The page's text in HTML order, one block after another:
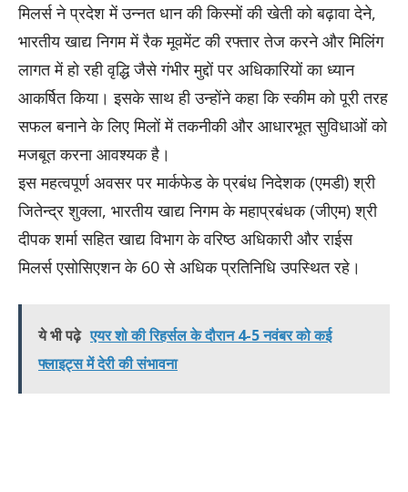
मिलर्स ने प्रदेश में उन्नत धान की किस्मों की खेती को बढ़ावा देने,
भारतीय खाद्य निगम में रैक मूवमेंट की रफ्तार तेज करने और मिलिंग
लागत में हो रही वृद्धि जैसे गंभीर मुद्दों पर अधिकारियों का ध्यान
आकर्षित किया। इसके साथ ही उन्होंने कहा कि स्कीम को पूरी तरह
सफल बनाने के लिए मिलों में तकनीकी और आधारभूत सुविधाओं को
मजबूत करना आवश्यक है।
इस महत्वपूर्ण अवसर पर मार्कफेड के प्रबंध निदेशक (एमडी) श्री
जितेन्द्र शुक्ला, भारतीय खाद्य निगम के महाप्रबंधक (जीएम) श्री
दीपक शर्मा सहित खाद्य विभाग के वरिष्ठ अधिकारी और राईस
मिलर्स एसोसिएशन के 60 से अधिक प्रतिनिधि उपस्थित रहे।
ये भी पढ़े एयर शो की रिहर्सल के दौरान 4-5 नवंबर को कई
फ्लाइट्स में देरी की संभावना